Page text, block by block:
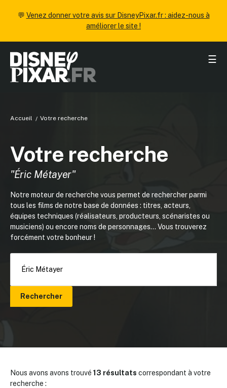
💬 Venez donner votre avis sur DisneyPixar.fr : aidez-nous à
améliorer le site !
☰
Accueil Votre recherche
Votre recherche
"Éric Métayer"
Notre moteur de recherche vous permet de rechercher parmi
tous les films de notre base de données : titres, acteurs,
équipes techniques (réalisateurs, producteurs, scénaristes ou
musiciens) ou encore noms de personnages... Vous trouverez
forcément votre bonheur !
Rechercher
Nous avons avons trouvé 13 résultats correspondant à votre
recherche :